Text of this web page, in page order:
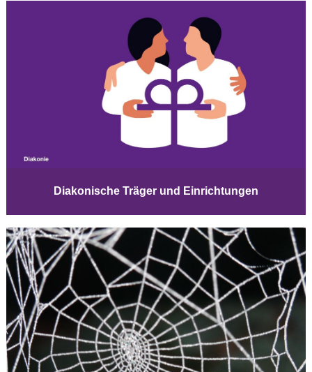
Diakonische Träger und Einrichtungen